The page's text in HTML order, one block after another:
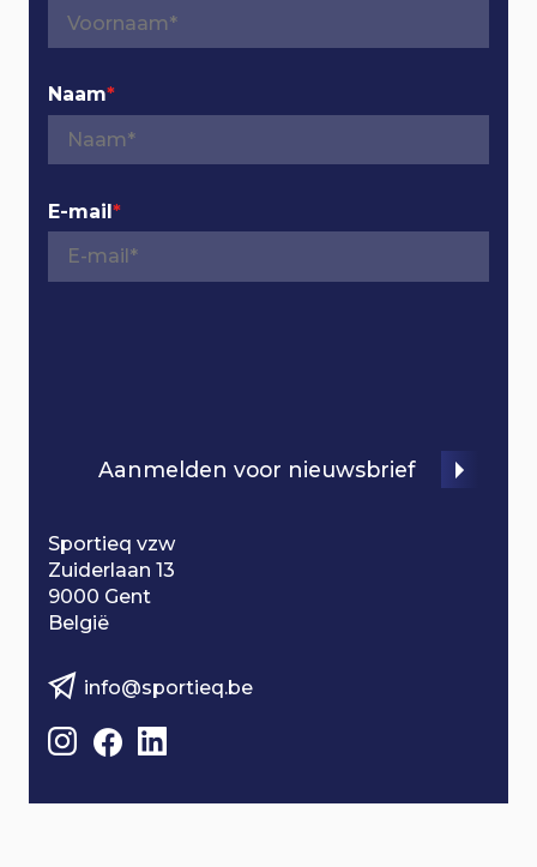
v
g
Naam*
E-mail*
Aanmelden voor nieuwsbrief
Sportieq vzw
Zuiderlaan 13
9000 Gent
België
info@sportieq.be
e
o